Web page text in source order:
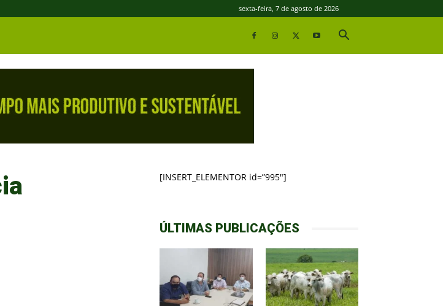
sexta-feira, 7 de agosto de 2026
[INSERT_ELEMENTOR id=”995″]
ÚLTIMAS PUBLICAÇÕES